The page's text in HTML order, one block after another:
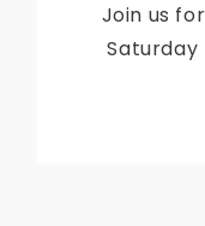
Join us
Saturday